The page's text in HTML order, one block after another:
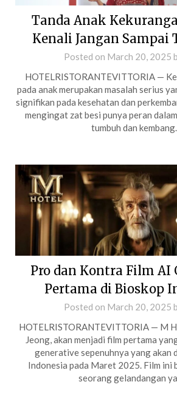
Tanda Anak
Kenali Jangan Sampai
Posted on March 20, 2025
HOTELRISTORANTEVITTORIA —
pada anak merupakan masalah serius
signifikan pada kesehatan dan
mengingat zat besi punya peran
tumbuh dan
Pro dan Kontra Film AI
Pertama di Bioskop
Posted on March 20, 2025
HOTELRISTORANTEVITTORIA — M
Jeong, akan menjadi film pertama
generative sepenuhnya yang akan
Indonesia pada Maret 2025. Film
seorang gelandangan